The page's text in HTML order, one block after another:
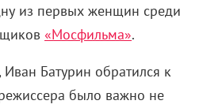
из первых женщин среди
«Мосфильма».
Иван Батурин обратился к
было важно не